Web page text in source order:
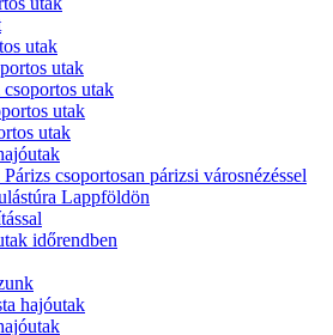
utak
utak
utak
utak
utak
csoportosan párizsi városnézéssel
Lappföldön
időrendben
hajóutak